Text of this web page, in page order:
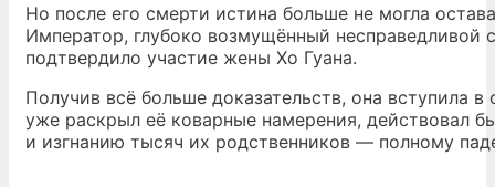
Но после его смерти истина больше не могла
Император, глубоко возмущённый несправедливой
подтвердило участие жены Хо Гуана.
Получив всё больше доказательств, она вступила
уже раскрыл её коварные намерения, действовал
и изгнанию тысяч их родственников — полному